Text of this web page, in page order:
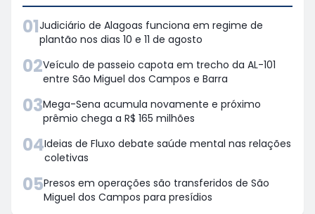
01Judiciário de Alagoas funciona em regime de
plantão nos dias 10 e 11 de agosto
02Veículo de passeio capota em trecho da AL-101
entre São Miguel dos Campos e Barra
03Mega-Sena acumula novamente e próximo
prêmio chega a R$ 165 milhões
04Ideias de Fluxo debate saúde mental nas relações
coletivas
05Presos em operações são transferidos de São
Miguel dos Campos para presídios